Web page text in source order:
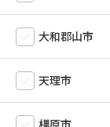
大和郡山市
天理市
橿原市